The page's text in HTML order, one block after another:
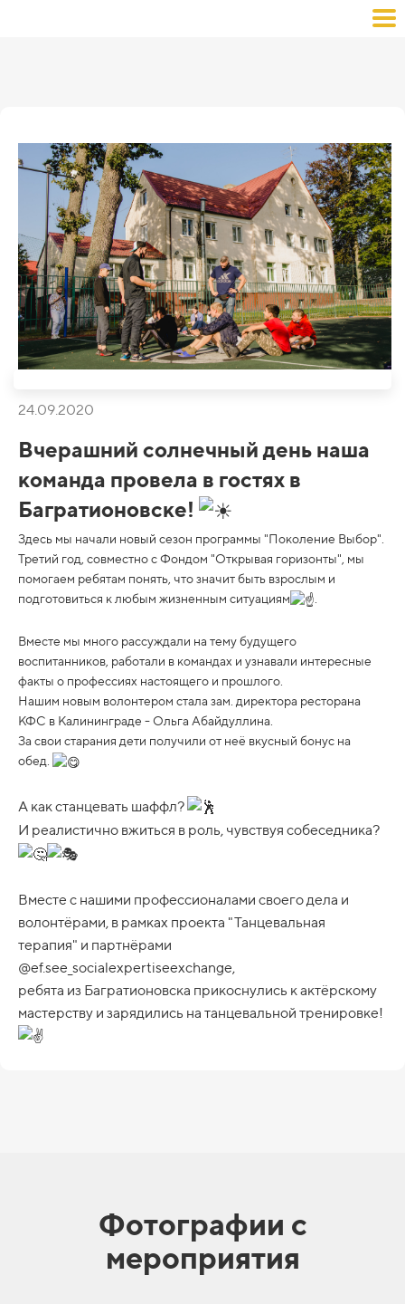
24.09.2020
Вчерашний солнечный день наша
команда провела в гостях в
Багратионовске!
Здесь мы начали новый сезон программы "Поколение Выбор".
Третий год, совместно с Фондом "Открывая горизонты", мы
помогаем ребятам понять, что значит быть взрослым и
подготовиться к любым жизненным ситуациям
.
Вместе мы много рассуждали на тему будущего
воспитанников, работали в командах и узнавали интересные
факты о профессиях настоящего и прошлого.
Нашим новым волонтером стала зам. директора ресторана
КФС в Калининграде - Ольга Абайдуллина.
За свои старания дети получили от неё вкусный бонус на
обед.
А как станцевать шаффл?
И реалистично вжиться в роль, чувствуя собеседника?
Вместе с нашими профессионалами своего дела и
волонтёрами, в рамках проекта "Танцевальная
терапия" и партнёрами
@ef.see_socialexpertiseexchange,
ребята из Багратионовска прикоснулись к актёрскому
мастерству и зарядились на танцевальной тренировке!
Фотографии с
мероприятия